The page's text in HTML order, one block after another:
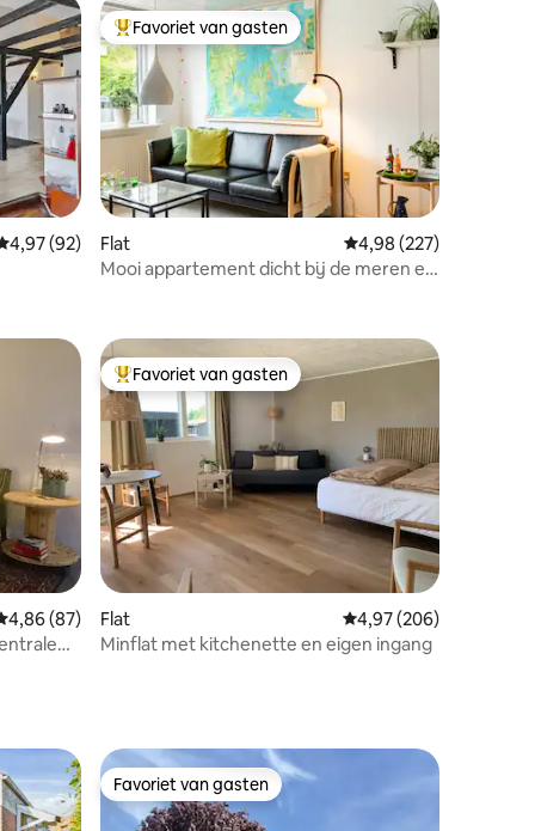
beoordeling van 4,97 op 5, 92 recensies
4,97 (92)
Topfavoriet van gasten
Favoriet van gasten
Flat Gemiddelde
4,98 (227)
Mooi appartement dicht bij de meren en
beoordeling van 4,86 op 5, 87 recensies
4,86 (87)
Topfavoriet van gasten
Favoriet van gasten
Flat Gemiddelde
4,97 (206)
Minflat met kitchenette en eigen ingang
Favoriet van gasten
Favoriet van gasten